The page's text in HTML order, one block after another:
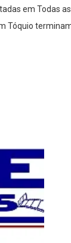
em Todas
Tóquio